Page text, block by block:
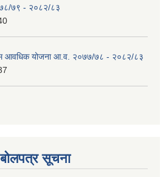
७९ - २०८२/८३
आवधिक योजना आ.व. २०७७/७८ - २०८२/८३
सूचना